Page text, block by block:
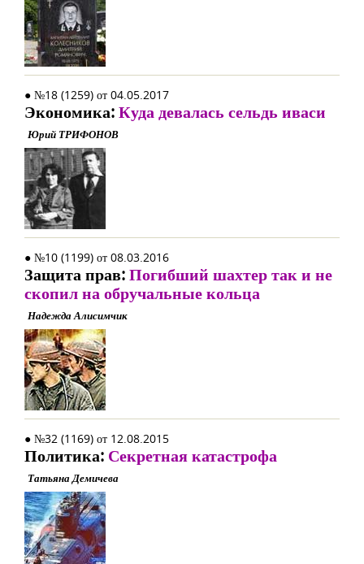
● №18 (1259) от 04.05.2017
Экономика:Куда девалась сельдь иваси
Юрий ТРИФОНОВ
● №10 (1199) от 08.03.2016
Защита прав:Погибший шахтер так и не
скопил на обручальные кольца
Надежда Алисимчик
● №32 (1169) от 12.08.2015
Политика: Секретная катастрофа
Татьяна Демичева